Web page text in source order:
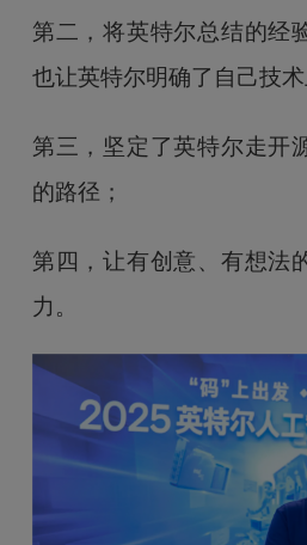
第二，将英特尔总结的经
也让英特尔明确了自己技术
第三，坚定了英特尔走开
的路径；
第四，让有创意、有想法
力。